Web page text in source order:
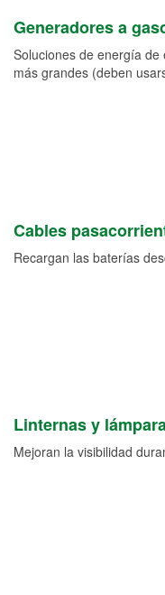
Generadores a
Soluciones de energía
más grandes (deben
Cables
Recargan las baterías
Linternas y
Mejoran la visibilidad